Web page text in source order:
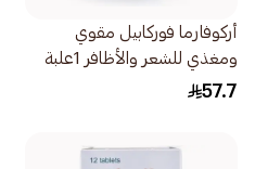
أركوفارما فوركابيل مقوي
ومغذي للشعر والأظافر 1علبة
57.7